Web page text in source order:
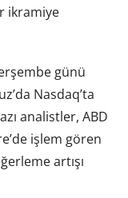
ikramiye
günü
Nasdaq’ta
analistler, ABD
işlem gören
artışı